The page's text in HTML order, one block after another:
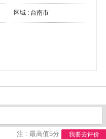
区域 : 台南市
注 : 最高值5分 我要去评价